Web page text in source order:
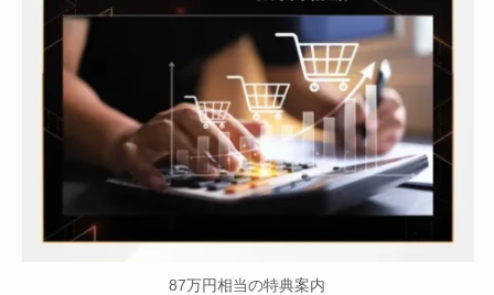
87万円相当の特典案内